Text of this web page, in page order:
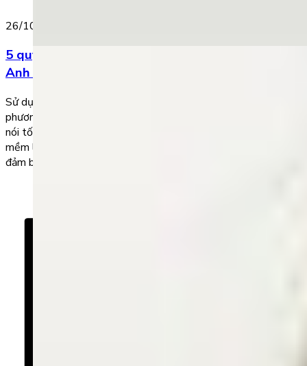
26/10/2022
5 quy tắc dạy bé học với app giúp luyện nói tiếng
Anh trôi chảy
Sử dụng app giúp luyện nói tiếng Anh là một trong những
phương pháp giúp trẻ cải thiện và xây dựng nền tảng kỹ năng
nói tốt nhất. Vì vậy, cha mẹ cần lựa chọn cho con một phần
mềm luyện nói phù hợp, kết hợp cùng cách học khoa học nhằm
đảm bảo kết […]